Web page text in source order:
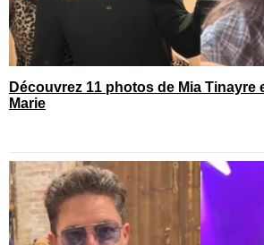
Découvrez 11 photos de Mia Tinayre
Marie